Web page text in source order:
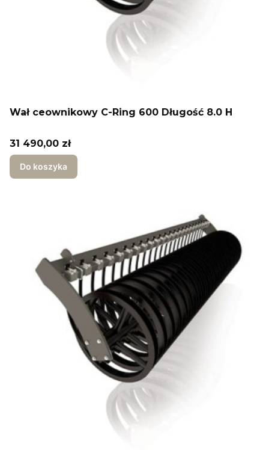
Wał ceownikowy C-Ring 600 Długość 8.0 H
Cena
31 490,00 zł
Do koszyka